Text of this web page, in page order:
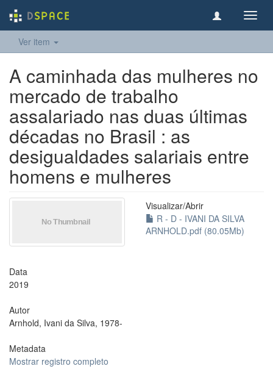
Ver item
A caminhada das mulheres no
mercado de trabalho
assalariado nas duas últimas
décadas no Brasil : as
desigualdades salariais entre
homens e mulheres
Visualizar/Abrir
R - D - IVANI DA SILVA
ARNHOLD.pdf (80.05Mb)
Data
2019
Autor
Arnhold, Ivani da Silva, 1978-
Metadata
Mostrar registro completo